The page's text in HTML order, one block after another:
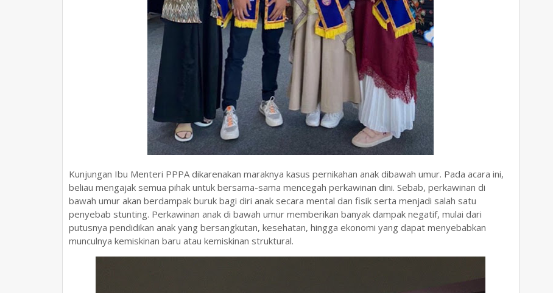
Kunjungan Ibu Menteri PPPA dikarenakan maraknya kasus pernikahan anak dibawah umur. Pada acara ini,
beliau mengajak semua pihak untuk bersama-sama mencegah perkawinan dini. Sebab, perkawinan di
bawah umur akan berdampak buruk bagi diri anak secara mental dan fisik serta menjadi salah satu
penyebab stunting. Perkawinan anak di bawah umur memberikan banyak dampak negatif, mulai dari
putusnya pendidikan anak yang bersangkutan, kesehatan, hingga ekonomi yang dapat menyebabkan
munculnya kemiskinan baru atau kemiskinan struktural.